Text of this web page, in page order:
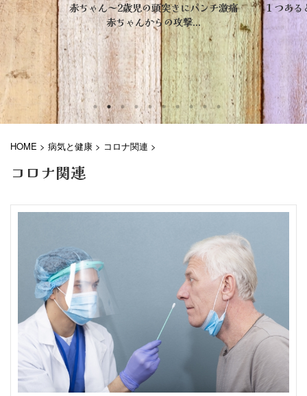
赤ちゃん～2歳児の頭突きにパンチ激痛
赤ちゃんからの攻撃...
１つある
HOME > 病気と健康 > コロナ関連 >
コロナ関連